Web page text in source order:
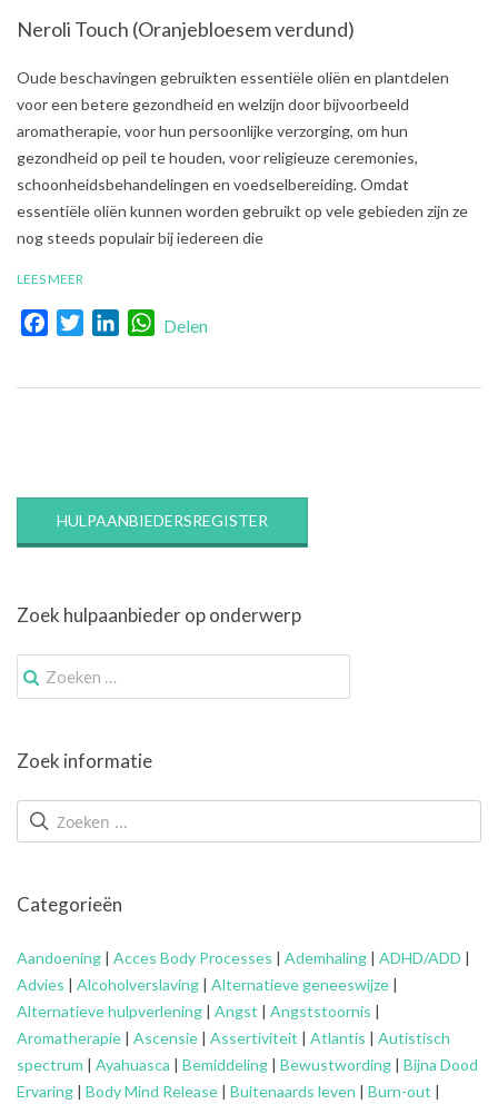
Neroli Touch (Oranjebloesem verdund)
2021-
Oude beschavingen gebruikten essentiële oliën en plantdelen
voor een betere gezondheid en welzijn door bijvoorbeeld
aromatherapie, voor hun persoonlijke verzorging, om hun
gezondheid op peil te houden, voor religieuze ceremonies,
schoonheidsbehandelingen en voedselbereiding. Omdat
essentiële oliën kunnen worden gebruikt op vele gebieden zijn ze
nog steeds populair bij iedereen die
LEES MEER
FacebookTwitterLinkedInWhatsApp
Delen
HULPAANBIEDERSREGISTER
Zoek hulpaanbieder op onderwerp
Zoek
naar:
Zoek informatie
Categorieën
Aandoening | Acces Body Processes | Ademhaling | ADHD/ADD |
Advies | Alcoholverslaving | Alternatieve geneeswijze |
Alternatieve hulpverlening | Angst | Angststoornis |
Aromatherapie | Ascensie | Assertiviteit | Atlantis | Autistisch
spectrum | Ayahuasca | Bemiddeling | Bewustwording | Bijna Dood
Ervaring | Body Mind Release | Buitenaards leven | Burn-out |